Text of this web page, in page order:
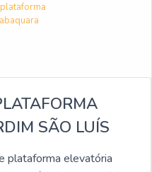
SÃO LUÍS
plataforma elevatória